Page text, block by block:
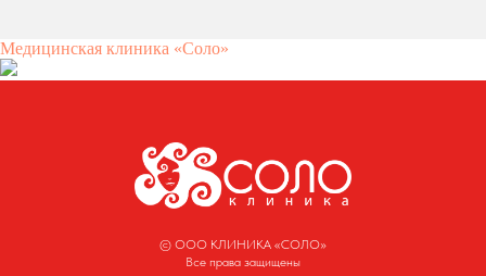
Медицинская клиника «Соло»
© ООО КЛИНИКА «СОЛО»
Все права защищены